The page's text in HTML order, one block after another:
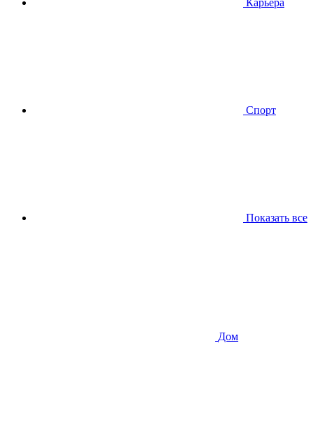
Карьера
Спорт
Показать все
Дом